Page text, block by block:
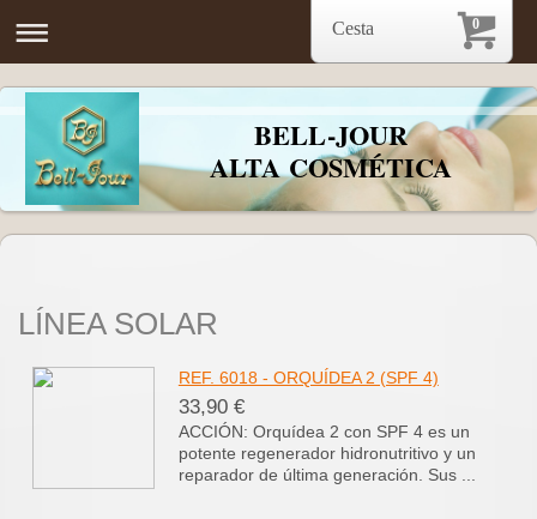
BELL-JOUR
ALTA COSMÉTICA
LÍNEA SOLAR
REF. 6018 - ORQUÍDEA 2 (SPF 4)
33,90 €
ACCIÓN: Orquídea 2 con SPF 4 es un
potente regenerador hidronutritivo y un
reparador de última generación. Sus ...
0
Cesta